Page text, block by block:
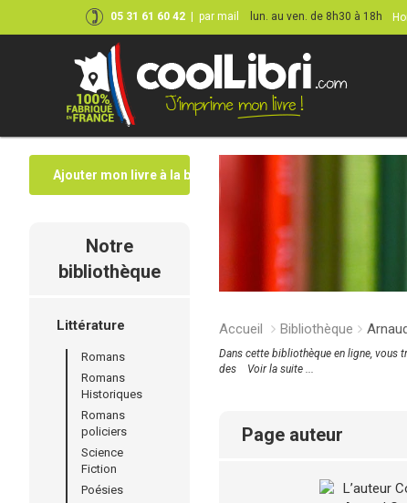
05 31 61 60 42 par mail lun. au ven. de 8h30 à 18h
Ajouter mon livre à la bibliothèque
Notre
bibliothèque
Littérature
Romans
Romans
Historiques
Romans
policiers
Science
Fiction
Poésies
Accueil Bibliothèque
Dans cette bibliothèque en ligne, vous
des
Voir la suite ...
page auteur